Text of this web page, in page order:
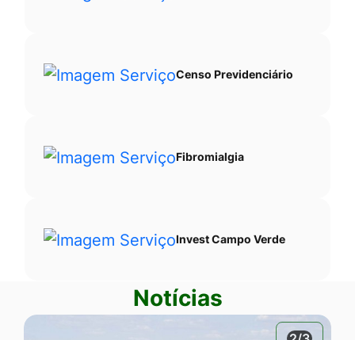
Censo Previdenciário
Fibromialgia
Invest Campo Verde
Notícias